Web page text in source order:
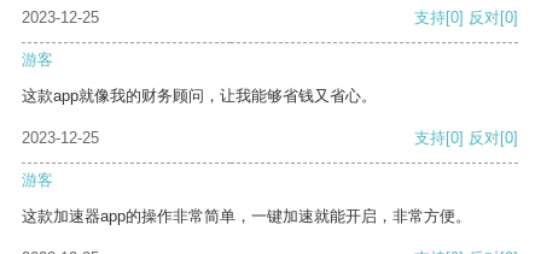
2023-12-25 支持[0] 反对[0]
游客
这款app就像我的财务顾问，让我能够省钱又省心。
2023-12-25 支持[0] 反对[0]
游客
这款加速器app的操作非常简单，一键加速就能开启，非常方便。